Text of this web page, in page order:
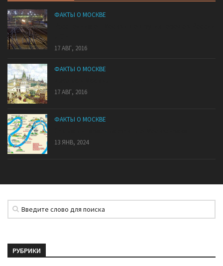
ФАКТЫ О МОСКВЕ
17 АВГ, 2016
ФАКТЫ О МОСКВЕ
17 АВГ, 2016
ФАКТЫ О МОСКВЕ
13 ЯНВ, 2024
РУБРИКИ